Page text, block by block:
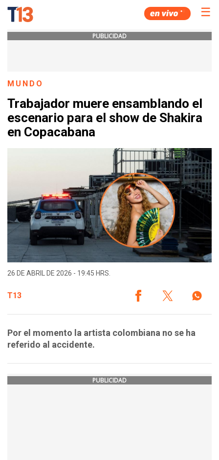
☰
PUBLICIDAD
MUNDO
Trabajador muere ensamblando el
escenario para el show de Shakira
en Copacabana
26 DE ABRIL DE 2026 - 19:45 HRS.
T13
Por el momento la artista colombiana no se ha
referido al accidente.
PUBLICIDAD